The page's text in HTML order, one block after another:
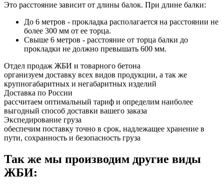
Это расстояние зависит от длины балок. При длине балки:
До 6 метров - прокладка располагается на расстоянии не
более 300 мм от ее торца.
Свыше 6 метров - расстояние от торца балки до
прокладки не должно превышать 600 мм.
Отдел продаж ЖБИ и товарного бетона
организуем доставку всех видов продукции, а так же
крупногабаритных и негабаритных изделий
Доставка по России
рассчитаем оптимальный тариф и определим наиболее
выгодный способ доставки вашего заказа
Экспедирование груза
обеспечим поставку точно в срок, надлежащее хранение в
пути, сохранность и безопасность груза
Так же мы производим другие виды
ЖБИ: